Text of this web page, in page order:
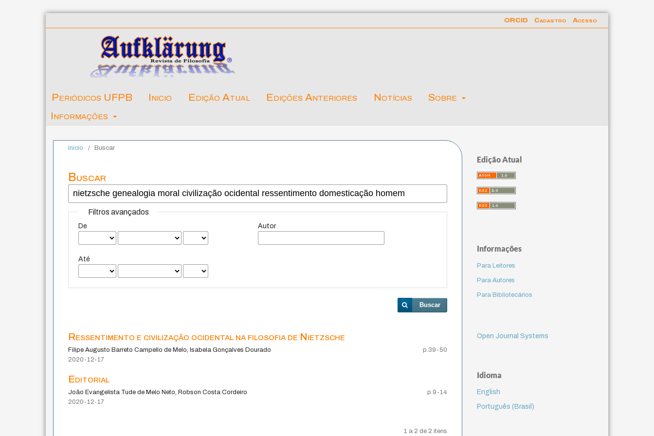
Periódicos UFPB Inicio Edição Atual Edições Anteriores Notícias
Sobre
Informações
ORCID Cadastro Acesso
Início / Buscar
Buscar
Filtros avançados
De
Até
Autor
Buscar
Ressentimento e civilização ocidental na filosofia de Nietzsche
Filipe Augusto Barreto Campello de Melo, Isabela Gonçalves Dourado
p.39-50
2020-12-17
Editorial
João Evangelista Tude de Melo Neto, Robson Costa Cordeiro
p.9-14
2020-12-17
1 a 2 de 2 itens
Edição Atual
Informações
Para Leitores
Para Autores
Para Bibliotecários
Open Journal Systems
Idioma
English
Português (Brasil)